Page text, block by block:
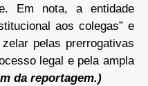
Em nota, a entidade
aos colegas” e
pelas prerrogativas
legal e pela ampla
da reportagem.)